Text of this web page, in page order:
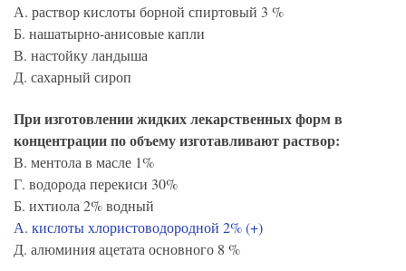
А. раствор кислоты борной спиртовый 3 %
Б. нашатырно-анисовые капли
В. настойку ландыша
Д. сахарный сироп
При изготовлении жидких лекарственных форм в
концентрации по объему изготавливают раствор:
В. ментола в масле 1%
Г. водорода перекиси 30%
Б. ихтиола 2% водный
А. кислоты хлористоводородной 2% (+)
Д. алюминия ацетата основного 8 %